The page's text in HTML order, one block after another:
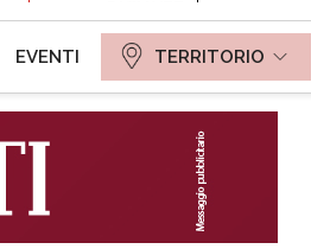
EVENTI TERRITORIO